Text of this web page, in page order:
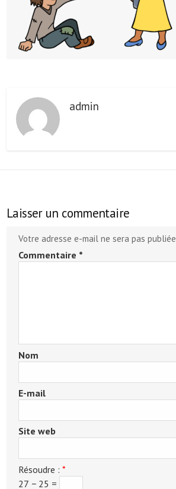
admin
Laisser un commentaire
Votre adresse e-mail ne sera pas
Commentaire *
Nom
E-mail
Site web
Résoudre : *
27 − 25 =